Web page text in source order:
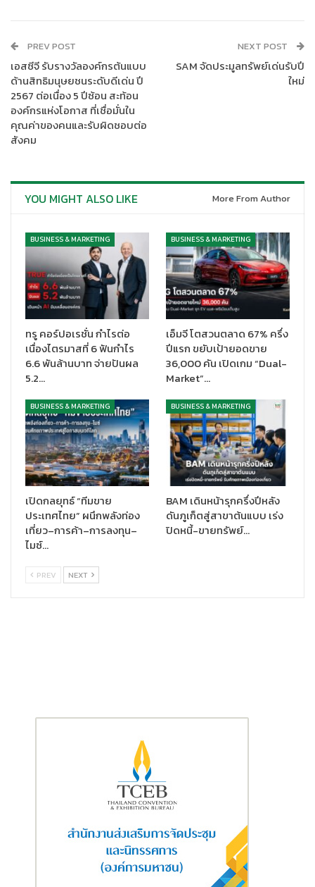
ด้วยการพัฒนา E-Application ที่ง่าย ไร้รอยต่อ และ
ปลอดภัย สามารถรู้ผลการสมัครได้รวดเร็วยิ่งขึ้น พร้อม
พัฒนาและทดสอบเครื่องมือในการประเมินคุณภาพสินเชื่อ
(Credit Scoring Model) ใหม่ๆ เพื่อแสวงหาโอกาสของการ
ขยายฐานสมาชิกที่ยังอยู่ในระดับความเสี่ยงที่รับได้
ซีได้อย่างสะดวกรวดเร็ว ตอบโจทย์ความต้องการของสมาชิก
และสร้างความมั่นใจในการใช้จ่าย
บริการรวมถึงการสื่อสารบนช่องทางออนไลน์ ทั้งผ่านแอป
“KTC Mobile” Line Connect, Facebook และเว็บไซต์
ktc.co.th เพื่อให้สมาชิกใช้งานง่าย สะดวกและมั่นใจมากขึ้น รวม
ถึงเครื่องมือที่ช่วยให้ทีมงานคอนแทคเซ็นเตอร์ (Contact
Center) สามารถให้บริการตอบคำถามได้รวดเร็วและถูกต้อง
แม่นยำ เพื่อให้สมาชิกได้รับความพึงพอใจมากที่สุด
Work Smarter: เตรียมความพร้อมด้านเครื่องมือ กระบวนการ
และการพัฒนาทักษะ (Upskill) ด้านไอทีให้กับบุคลากรเคทีซีทั้ง
องค์กร ส่งเสริมการคิดริเริ่มและปรับปรุงกระบวนการทำงาน
จ่าย และพัฒนาทักษะของพนักงานให้ทันต่อการเปลี่ยนแปลง
จะขยายตัวที่ 4-5% และคุมอัตราส่วนสินเชื่อด้อยคุณภาพต่อเงินให้
ยืมระยะยาวประมาณ 15,000 ล้านบาท เพื่อสนับสนุนการขยายตัวของ
พอร์ตสินเชื่อ ลงทุนด้านเทคโนโลยี รวมถึงรองรับหุ้นกู้และเงินกู้ยืม
ระยะยาวที่จะครบกำหนดประมาณ 13,000 ล้านบาท ในส่วนของยอด
บัตรเครดิตปี 2568 คาดการเติบโตที่ประมาณ 10-
จำนวนสมาชิกใหม่ 250,000 บัตร เน้นกลุ่มผู้มีรายได้ 50,000 บาทขึ้น
ไป รวมถึงกลุ่มคนเริ่มทำงาน (First Jobber) สร้างความแตกต่างใน
ด้านการทำกิจกรรมทางการตลาดและส่งเสริมการขายโดยใช้จุดแข็ง
PREV POST
เอสซีจี รับรางวัลองค์กรต้นแบบ
ด้านสิทธิมนุษยชนระดับดีเด่น ปี
2567 ต่อเนื่อง 5 ปีซ้อน สะท้อน
องค์กรแห่งโอกาส ที่เชื่อมั่นใน
คุณค่าของคนและรับผิดชอบต่อ
สังคม
NEXT POST
SAM จัดประมูลทรัพย์เด่นรับปี
ใหม่
YOU MIGHT ALSO LIKE More From Author
BUSINESS & MARKETING
ทรู คอร์ปอเรชั่น กำไรต่อ
เนื่องไตรมาสที่ 6 ฟันกำไร
6.6 พันล้านบาท จ่ายปันผล
5.2…
BUSINESS & MARKETING
เอ็มจี โตสวนตลาด 67% ครึ่ง
ปีแรก ขยับเป้ายอดขาย
36,000 คัน เปิดเกม “Dual-
Market”…
BUSINESS & MARKETING
เปิดกลยุทธ์ “ทีมขาย
ประเทศไทย” ผนึกพลังท่อง
เที่ยว–การค้า–การลงทุน–
ไมซ์…
BUSINESS & MARKETING
BAM เดินหน้ารุกครึ่งปีหลัง
ดันภูเก็ตสู่สาขาต้นแบบ เร่ง
ปิดหนี้-ขายทรัพย์…
PREV NEXT